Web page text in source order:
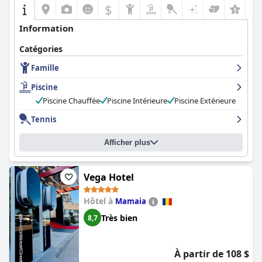
$
Information
Catégories
Famille
Piscine
Piscine Chauffée
Piscine Intérieure
Piscine Extérieure
Tennis
Afficher plus
Vega Hotel
Hôtel à Mamaia
8,7 Très bien
À partir de 108 $